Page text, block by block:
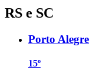
RS e SC
Porto Alegre
15º